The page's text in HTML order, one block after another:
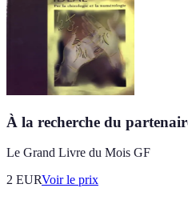
À la recherche du
Le Grand Livre du Mois GF
2 EURVoir le prix